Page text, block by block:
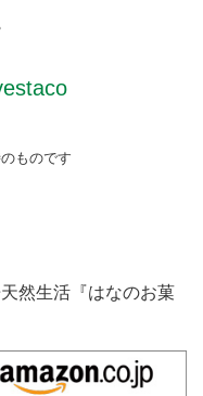
ものです
然生活『はなのお菓